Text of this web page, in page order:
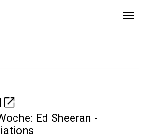
menu
open_in_new
Ed Sheeran -